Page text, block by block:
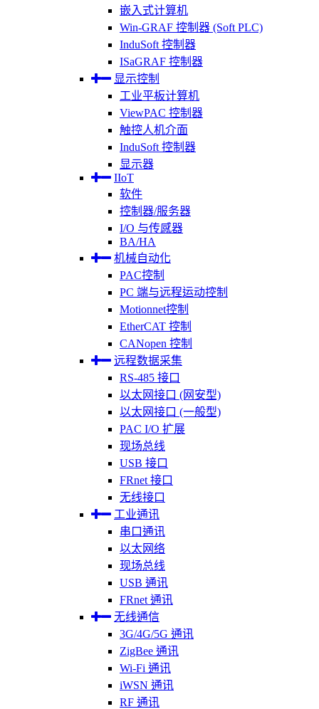
嵌入式计算机
Win-GRAF 控制器 (Soft PLC)
InduSoft 控制器
ISaGRAF 控制器
显示控制
工业平板计算机
ViewPAC 控制器
触控人机介面
InduSoft 控制器
显示器
IIoT
软件
控制器/服务器
I/O 与传感器
BA/HA
机械自动化
PAC控制
PC 端与远程运动控制
Motionnet控制
EtherCAT 控制
CANopen 控制
远程数据采集
RS-485 接口
以太网接口 (网安型)
以太网接口 (一般型)
PAC I/O 扩展
现场总线
USB 接口
FRnet 接口
无线接口
工业通讯
串口通讯
以太网络
现场总线
USB 通讯
FRnet 通讯
无线通信
3G/4G/5G 通讯
ZigBee 通讯
Wi-Fi 通讯
iWSN 通讯
RF 通讯